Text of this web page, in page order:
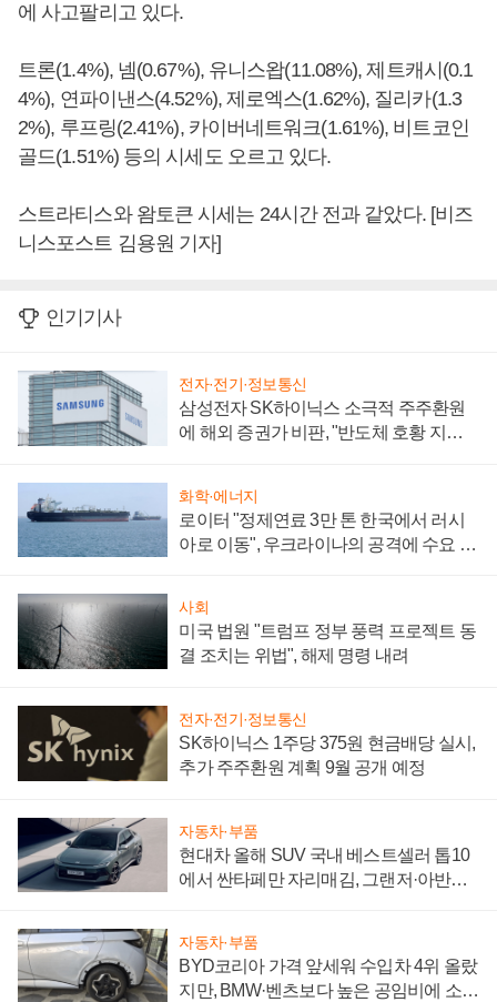
에 사고팔리고 있다.
트론(1.4%), 넴(0.67%), 유니스왑(11.08%), 제트캐시(0.1
4%), 연파이낸스(4.52%), 제로엑스(1.62%), 질리카(1.3
2%), 루프링(2.41%), 카이버네트워크(1.61%), 비트코인
골드(1.51%) 등의 시세도 오르고 있다.
스트라티스와 왐토큰 시세는 24시간 전과 같았다. [비즈
니스포스트 김용원 기자]
인기기사
전자·전기·정보통신
삼성전자 SK하이닉스 소극적 주주환원
에 해외 증권가 비판, "반도체 호황 지속
화학·에너지
로이터 "정제연료 3만 톤 한국에서 러시
아로 이동", 우크라이나의 공격에 수요 늘
사회
미국 법원 "트럼프 정부 풍력 프로젝트 동
결 조치는 위법", 해제 명령 내려
전자·전기·정보통신
SK하이닉스 1주당 375원 현금배당 실시,
추가 주주환원 계획 9월 공개 예정
자동차·부품
현대차 올해 SUV 국내 베스트셀러 톱10
에서 싼타페만 자리매김, 그랜저·아반떼
자동차·부품
BYD코리아 가격 앞세워 수입차 4위 올랐
지만, BMW·벤츠보다 높은 공임비에 소비